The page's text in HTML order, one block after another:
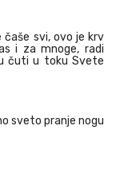
svi, ovo je krv
i za mnoge, radi
čuti u toku Svete
sveto pranje nogu